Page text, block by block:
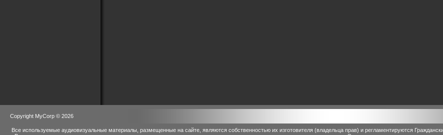
Copyright MyCorp © 2026
Все используемые аудиовизуальные материалы, размещенные на сайте, являются собственностью их изготовителя (владельца прав) и регламентируются